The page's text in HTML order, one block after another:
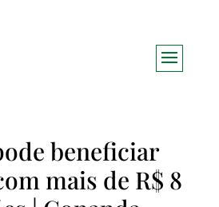
beneficiar
mais de R$ 8